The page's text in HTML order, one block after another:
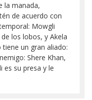
la manada,
de acuerdo con
Mowgli
los lobos, y Akela
un gran aliado:
Shere Khan,
es su presa y le